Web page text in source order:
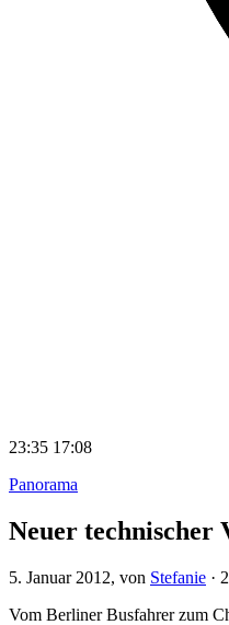
23:35 17:08
Panorama
Neuer technischer
5. Januar 2012, von Stefanie ·
Vom Berliner Busfahrer zum